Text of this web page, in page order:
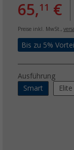
65,11 €
Preise inkl. MwSt.,
Bis zu 5%
Ausführung
Smart
Elite